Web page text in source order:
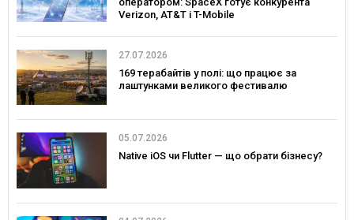
Verizon, AT&T і T-Mobile
27.07.2026
169 терабайтів у полі: що працює за
лаштунками великого фестивалю
05.07.2026
Native iOS чи Flutter — що обрати бізнесу?